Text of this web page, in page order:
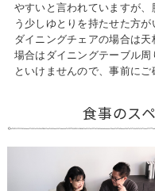
やすいと言われていますが
う少しゆとりを持たせた方
ダイニングチェアの場合は
場合はダイニングテーブル
といけませんので、事前にご
食事のス